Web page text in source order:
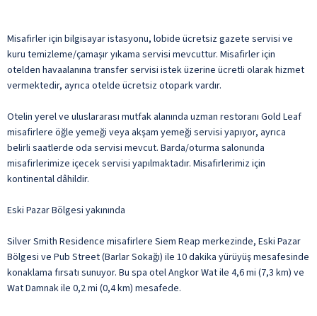
Misafirler için bilgisayar istasyonu, lobide ücretsiz gazete servisi ve
kuru temizleme/çamaşır yıkama servisi mevcuttur. Misafirler için
otelden havaalanına transfer servisi istek üzerine ücretli olarak hizmet
vermektedir, ayrıca otelde ücretsiz otopark vardır.
Otelin yerel ve uluslararası mutfak alanında uzman restoranı Gold Leaf
misafirlere öğle yemeği veya akşam yemeği servisi yapıyor, ayrıca
belirli saatlerde oda servisi mevcut. Barda/oturma salonunda
misafirlerimize içecek servisi yapılmaktadır. Misafirlerimiz için
kontinental dâhildir.
Eski Pazar Bölgesi yakınında
Silver Smith Residence misafirlere Siem Reap merkezinde, Eski Pazar
Bölgesi ve Pub Street (Barlar Sokağı) ile 10 dakika yürüyüş mesafesinde
konaklama fırsatı sunuyor. Bu spa otel Angkor Wat ile 4,6 mi (7,3 km) ve
Wat Damnak ile 0,2 mi (0,4 km) mesafede.